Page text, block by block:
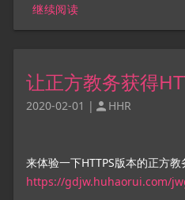
继续阅读
让正方教务获得
2020-02-01 |  HHR
来体验一下HTTPS版本的正方教
https://gdjw.huhaorui.com/